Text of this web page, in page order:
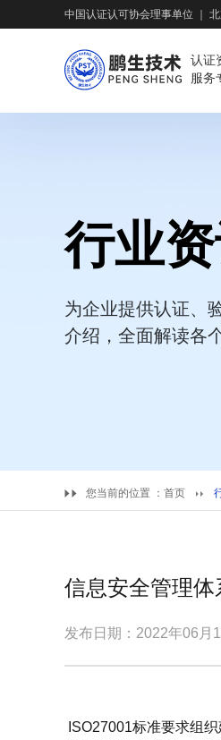
中国认证认可协会理事单位
认证
服务
行业
为企业提供认证、
介绍，全面解读各
您当前的位置 ： 首页
信息安全管理
发布日期：2022年06月
ISO27001标准要求组